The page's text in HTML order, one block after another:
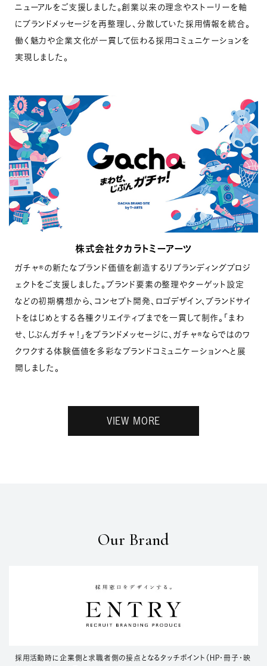
ニューアルをご支援しました。創業以来の理念やストーリーを軸
にブランドメッセージを再整理し、分散していた採用情報を統合。
働く魅力や企業文化が一貫して伝わる採用コミュニケーションを
実現しました。
株式会社タカラトミーアーツ
ガチャ®の新たなブランド価値を創造するリブランディングプロジ
ェクトをご支援しました。 ブランド要素の整理やターゲット設定
などの初期構想から、コンセプト開発、ロゴデザイン、ブランドサイ
トをはじめとする各種クリエイティブまでを一貫して制作。「まわ
せ、じぶんガチャ！」をブランドメッセージに、ガチャ®ならではのワ
クワクする体験価値を多彩なブランドコミュニケーションへと展
開しました。
VIEW MORE
Our Brand
採用活動時に企業側と求職者側の接点となるタッチポイント（HP・冊子・映